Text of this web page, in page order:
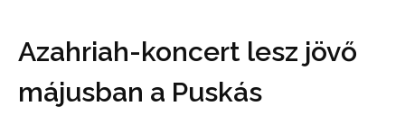
Azahriah-koncert lesz jövő
májusban a Puskás